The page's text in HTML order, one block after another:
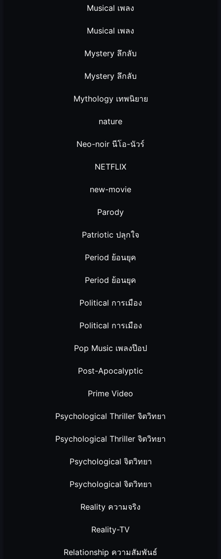
Musical เพลง
Musical เพลง
Mystery ลึกลับ
Mystery ลึกลับ
Mythology เทพนิยาย
nature
Neo-noir นีโอ-นัวร์
NETFLIX
new-movie
Parody
Patriotic ปลุกใจ
Period ย้อนยุค
Period ย้อนยุค
Political การเมือง
Political การเมือง
Pop Music เพลงป๊อป
Post-Apocalyptic
Prime Video
Psychological Thriller จิตวิทยา
Psychological Thriller จิตวิทยา
Psychological จิตวิทยา
Psychological จิตวิทยา
Reality ความจริง
Reality-TV
Relationship ความสัมพันธ์